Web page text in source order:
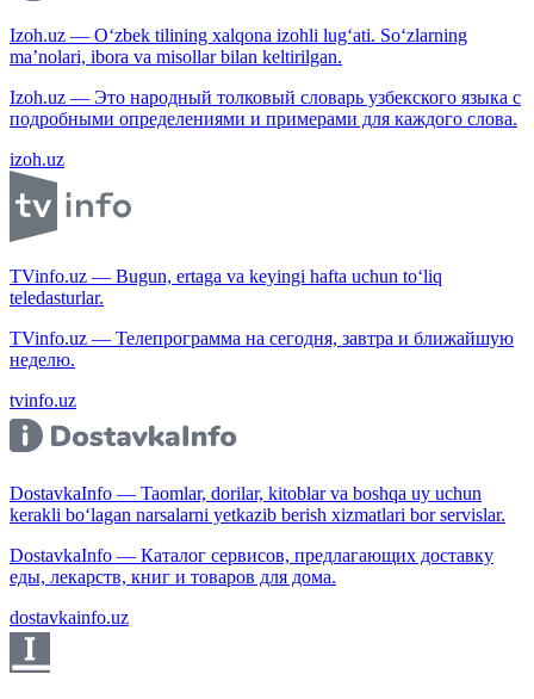
Izoh.uz — O‘zbek tilining xalqona izohli lug‘ati. So‘zlarning
ma’nolari, ibora va misollar bilan keltirilgan.
Izoh.uz — Это народный толковый словарь узбекского языка с
подробными определениями и примерами для каждого слова.
izoh.uz
TVinfo.uz — Bugun, ertaga va keyingi hafta uchun to‘liq
teledasturlar.
TVinfo.uz — Телепрограмма на сегодня, завтра и ближайшую
неделю.
tvinfo.uz
DostavkaInfo — Taomlar, dorilar, kitoblar va boshqa uy uchun
kerakli bo‘lagan narsalarni yetkazib berish xizmatlari bor servislar.
DostavkaInfo — Каталог сервисов, предлагающих доставку
еды, лекарств, книг и товаров для дома.
dostavkainfo.uz